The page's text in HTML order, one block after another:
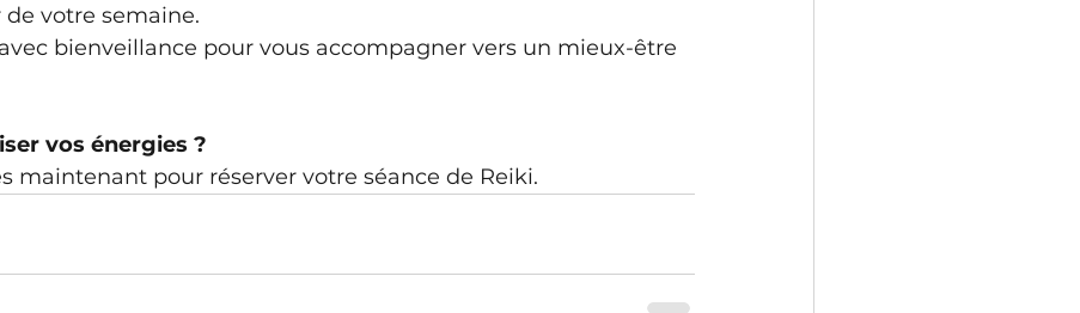
votre semaine.
bienveillance pour vous accompagner vers un mieux-être
vos énergies ?
maintenant pour réserver votre séance de Reiki.